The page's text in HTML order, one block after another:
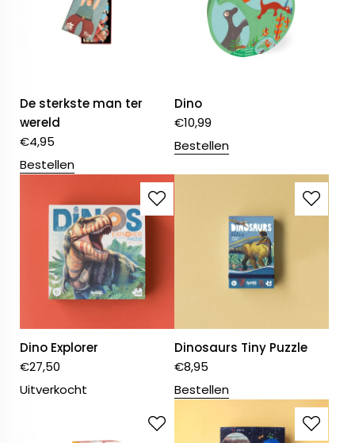
De sterkste man ter
wereld
€4,95
Bestellen
Dino
€10,99
Bestellen
Dino Explorer
€27,50
Uitverkocht
Dinosaurs Tiny Puzzle
€8,95
Bestellen